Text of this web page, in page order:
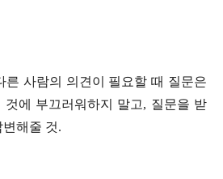
른 사람의 의견이 필요할 때 질문은
것에 부끄러워하지 말고, 질문을 받
해줄 것.